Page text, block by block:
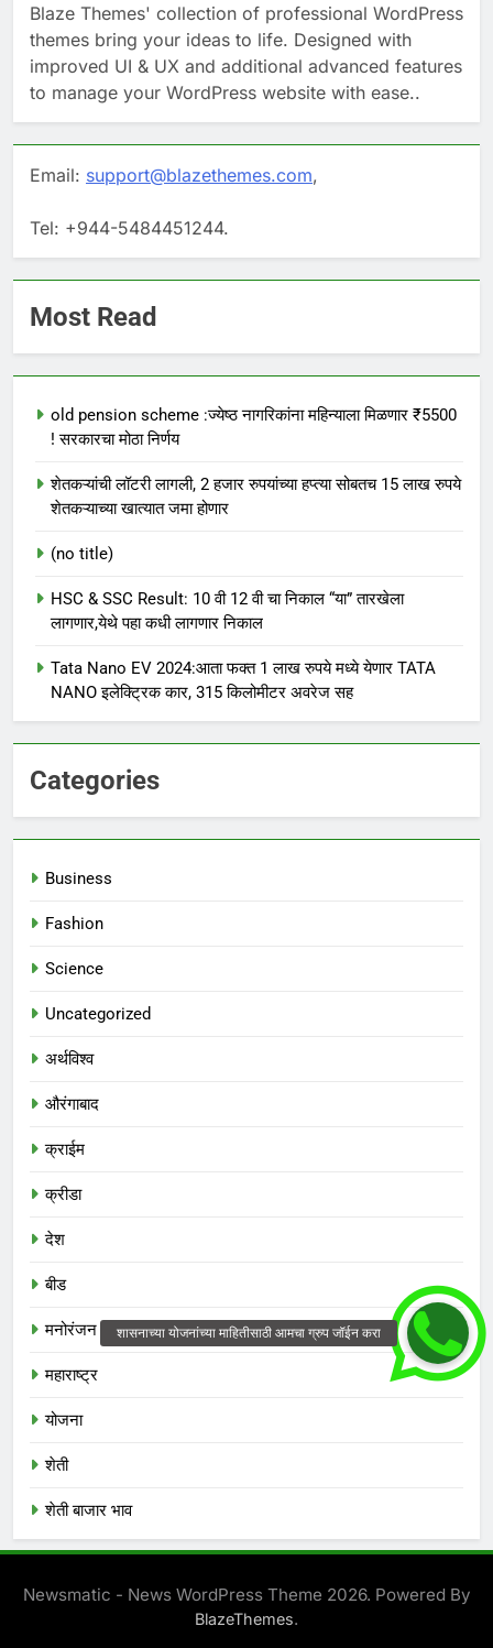
Blaze Themes' collection of professional WordPress
themes bring your ideas to life. Designed with
improved UI & UX and additional advanced features
to manage your WordPress website with ease..
Email: support@blazethemes.com,
Tel: +944-5484451244.
Most Read
old pension scheme :ज्येष्ठ नागरिकांना महिन्याला मिळणार ₹5500
! सरकारचा मोठा निर्णय
शेतकऱ्यांची लॉटरी लागली, 2 हजार रुपयांच्या हप्त्या सोबतच 15 लाख रुपये
शेतकऱ्याच्या खात्यात जमा होणार
(no title)
HSC & SSC Result: 10 वी 12 वी चा निकाल “या” तारखेला
लागणार,येथे पहा कधी लागणार निकाल
Tata Nano EV 2024:आता फक्त 1 लाख रुपये मध्ये येणार TATA
NANO इलेक्ट्रिक कार, 315 किलोमीटर अवरेज सह
Categories
Business
Fashion
Science
Uncategorized
अर्थविश्व
औरंगाबाद
क्राईम
क्रीडा
देश
बीड
मनोरंजन
महाराष्ट्र
योजना
शेती
शेती बाजार भाव
Newsmatic - News WordPress Theme 2026. Powered By
BlazeThemes.